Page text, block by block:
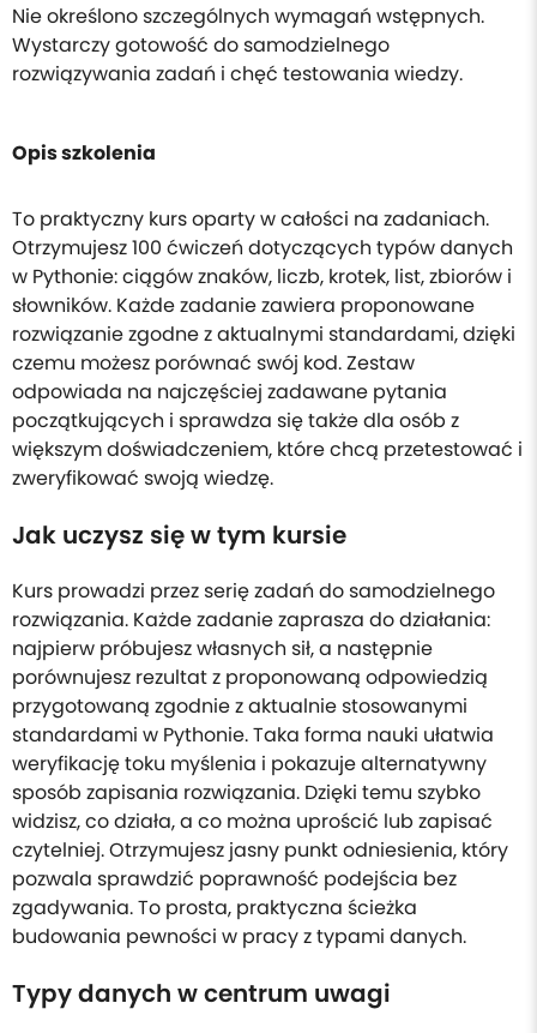
Nie określono szczególnych wymagań wstępnych.
Wystarczy gotowość do samodzielnego
rozwiązywania zadań i chęć testowania wiedzy.
Opis szkolenia
To praktyczny kurs oparty w całości na zadaniach.
Otrzymujesz 100 ćwiczeń dotyczących typów danych
w Pythonie: ciągów znaków, liczb, krotek, list, zbiorów i
słowników. Każde zadanie zawiera proponowane
rozwiązanie zgodne z aktualnymi standardami, dzięki
czemu możesz porównać swój kod. Zestaw
odpowiada na najczęściej zadawane pytania
początkujących i sprawdza się także dla osób z
większym doświadczeniem, które chcą przetestować i
zweryfikować swoją wiedzę.
Jak uczysz się w tym kursie
Kurs prowadzi przez serię zadań do samodzielnego
rozwiązania. Każde zadanie zaprasza do działania:
najpierw próbujesz własnych sił, a następnie
porównujesz rezultat z proponowaną odpowiedzią
przygotowaną zgodnie z aktualnie stosowanymi
standardami w Pythonie. Taka forma nauki ułatwia
weryfikację toku myślenia i pokazuje alternatywny
sposób zapisania rozwiązania. Dzięki temu szybko
widzisz, co działa, a co można uprościć lub zapisać
czytelniej. Otrzymujesz jasny punkt odniesienia, który
pozwala sprawdzić poprawność podejścia bez
zgadywania. To prosta, praktyczna ścieżka
budowania pewności w pracy z typami danych.
Typy danych w centrum uwagi